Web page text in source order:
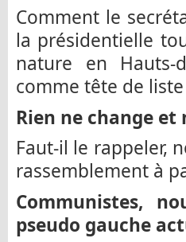
Comment le
la présidentielle
nature en Hauts-
comme tête de
Rien ne change et
Faut-il le rappeler,
rassemblement à
Communistes,
pseudo gauche